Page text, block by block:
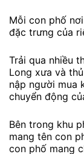
Mỗi con phố
đặc trưng của
Trải qua nhiều
Long xưa và
nập người mua
chuyển động
Bên trong khu
mang tên con
con phố mang